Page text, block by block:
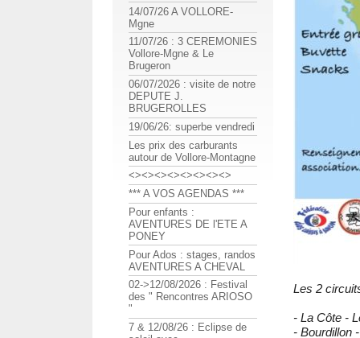
Les 2
- La Côte -
- Bourdillon
14/07/26 A VOLLORE-
Mgne
11/07/26 : 3 CEREMONIES
Vollore-Mgne & Le
Brugeron
06/07/2026 : visite de notre
DEPUTE J.
BRUGEROLLES
19/06/26: superbe vendredi
Les prix des carburants
autour de Vollore-Montagne
<><><><><><><><>
*** A VOS AGENDAS ***
Pour enfants :
AVENTURES DE l'ETE A
PONEY
Pour Ados : stages, randos
AVENTURES A CHEVAL
02->12/08/2026 : Festival
des " Rencontres ARIOSO
"
7 & 12/08/26 : Eclipse de